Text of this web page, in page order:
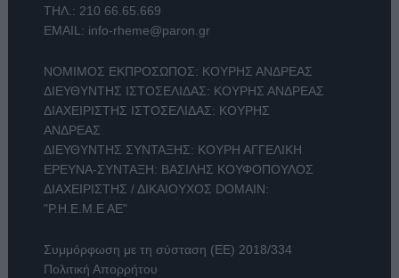
ΤΗΛ.: 210 66.65.669
EMAIL: info-rheme@paron.gr
ΝΟΜΙΜΟΣ ΕΚΠΡΟΣΩΠΟΣ: ΚΟΥΡΗΣ ΑΝΔΡΕΑΣ
ΔΙΕΥΘΥΝΤΗΣ ΙΣΤΟΣΕΛΙΔΑΣ: ΚΟΥΡΗΣ ΑΝΔΡΕΑΣ
ΔΙΑΧΕΙΡΙΣΤΗΣ ΙΣΤΟΣΕΛΙΔΑΣ: ΚΟΥΡΗΣ
ΑΝΔΡΕΑΣ
ΔΙΕΥΘΥΝΤΗΣ ΣΥΝΤΑΞΗΣ: ΚΟΥΡΗ ΑΓΓΕΛΙΚΗ
ΕΡΕΥΝΑ-ΣΥΝΤΑΞΗ: ΒΑΣΙΛΗΣ ΚΟΥΦΟΠΟΥΛΟΣ
ΔΙΑΧΕΙΡΙΣΤΗΣ / ΔΙΚΑΙΟΥΧΟΣ DOMAIN:
"Ρ.Η.Ε.Μ.Ε ΑΕ"
Συμμόρφωση με τη σύσταση (ΕΕ) 2018/334
Πολιτική Απορρήτου